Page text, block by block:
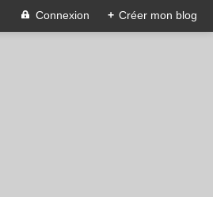
Connexion + Créer mon blog